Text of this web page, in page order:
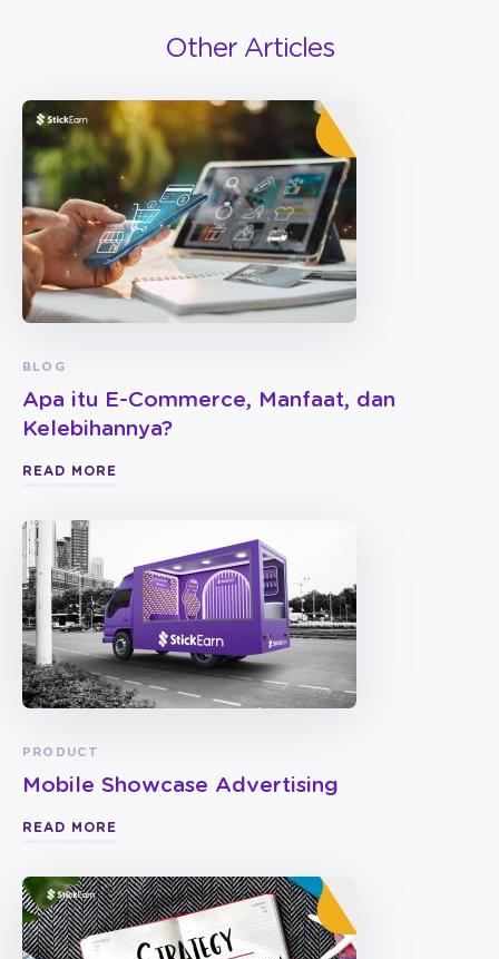
Other Articles
BLOG
Apa itu E-Commerce, Manfaat, dan
Kelebihannya?
READ MORE
PRODUCT
Mobile Showcase Advertising
READ MORE